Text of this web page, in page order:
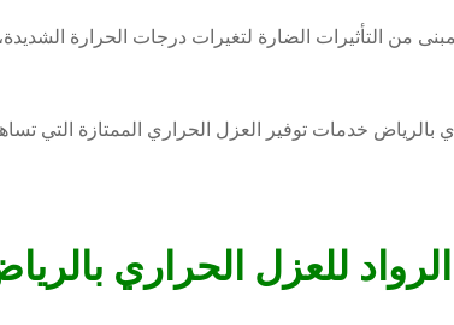
من التأثيرات الضارة لتغيرات درجات الحرارة
بالرياض خدمات توفير العزل الحراري الممتازة التي
للعزل الحراري